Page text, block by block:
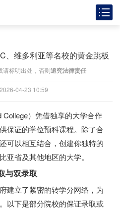
、维多利亚等名校的黄金跳板
请标明出处，否则追究法律责任
04-23 10:59
College）凭借独享的大学合作
保证的学位预科课程。除了合
可以相互结合，创建你独特的
亚省及其他地区的大学。
与双录取
建立了紧密的转学分网络，为
以下是部分院校的保证录取或